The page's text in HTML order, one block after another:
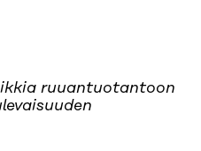
ruuantuotantoon